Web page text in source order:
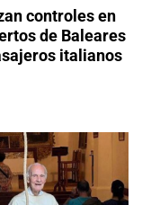
controles en
de Baleares
italianos